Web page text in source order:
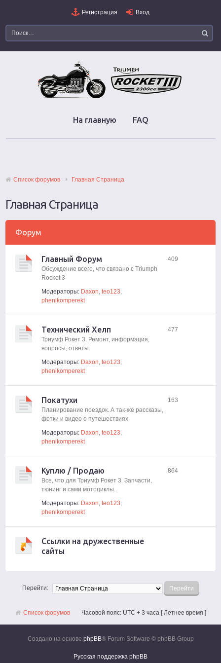
Регистрация Вход
На главную FAQ
Список форумов Главная Страница
Главная Страница
Форум
Главный Форум
Обсуждение всего, что связано с Triumph
Rocket 3
Модераторы: Daxon,teo123,
phenikomperekt
409
Технический Хелп
Триумф Рокет 3. Ремонт, информация,
вопросы, ответы.
Модераторы: Daxon,teo123,
phenikomperekt
477
Покатухи
Планирование поездок. А так-же рассказы,
фотки и видео о путешествиях.
Модераторы: Daxon,teo123,
phenikomperekt
163
Куплю / Продаю
Все, что для Триумф Рокет 3. Запчасти,
тюнинг и сами мотоциклы.
Модераторы: Daxon,teo123,
phenikomperekt
864
Ссылки на дружественные
сайты
Перейти:
Список форумов Часовой пояс: UTC + 3 часа [ Летнее время ]
Создано на основе phpBB® Forum Software © phpBB Group
Русская поддержка phpBB